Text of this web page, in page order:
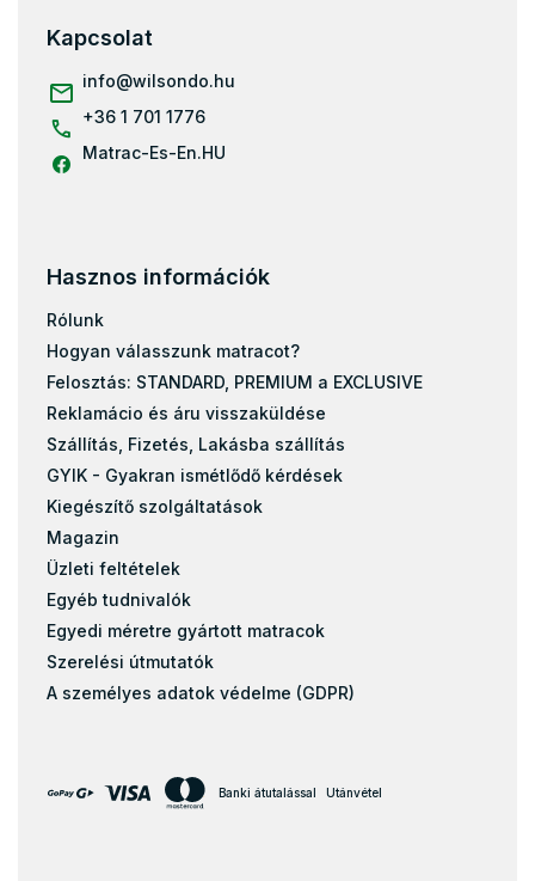
Olcsó matrac 90x180
Babaágy matrac
Olcsó matrac 80x180
120x70
Olcsó matrac 80x140
160x90
184x80
Kapcsolat
info@wilsondo.hu
+36 1 701 1776
Matrac-Es-En.HU
Hasznos információk
Rólunk
Hogyan válasszunk matracot?
Felosztás: STANDARD, PREMIUM a EXCLUSIVE
Reklamácio és áru visszaküldése
Szállítás, Fizetés, Lakásba szállítás
GYIK - Gyakran ismétlődő kérdések
Kiegészítő szolgáltatások
Magazin
Üzleti feltételek
Egyéb tudnivalók
Egyedi méretre gyártott matracok
Szerelési útmutatók
A személyes adatok védelme (GDPR)
Banki átutalással Utánvétel